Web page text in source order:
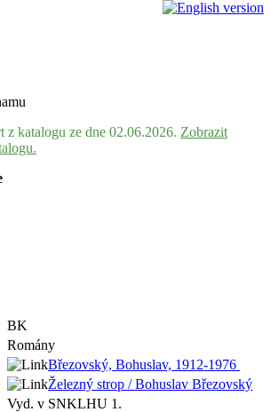
z katalogu ze dne 02.06.2026. Zobrazit
BK
Romány
Březovský, Bohuslav, 1912-1976
Železný strop / Bohuslav Březovský
Vyd. v SNKLHU 1.